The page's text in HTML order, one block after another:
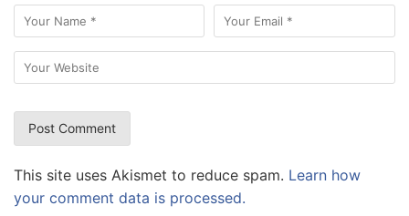
This site uses Akismet to reduce spam. Learn how
your comment data is processed.